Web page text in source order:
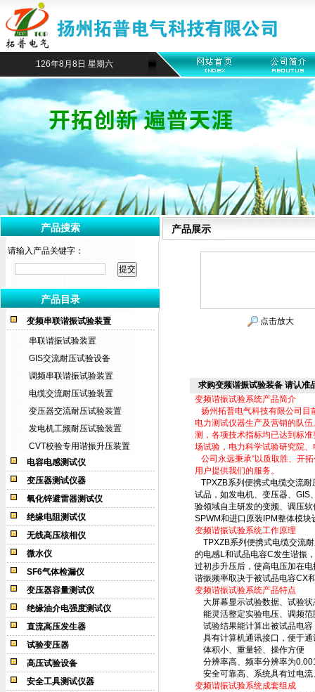
126年8月8日 星期六
产品搜索
请输入产品关键字：
产品目录
变频串联谐振试验装置
串联谐振试验装置
GIS交流耐压试验设备
调频串联谐振试验装置
电缆交流耐压试验装置
变压器交流耐压试验装置
发电机工频耐压试验装置
CVT校验专用谐振升压装置
电容电感测试仪
变压器测试仪器
氧化锌避雷器测试仪
绝缘电阻测试仪
无线高压核相仪
微水仪
SF6气体检漏仪
变压器容量测试仪
绝缘油介电强度测试仪
直流高压发生器
试验变压器
高压试验设备
安全工具测试仪器
产品展示
点击放大
求购变频谐振试验装备 请认准
变频谐振试验系统产品简介
扬州拓普电气科技有限公司目
电力测试仪器生产及营销的队
测，各项技术指标均已达到标
场试验，电力科学试验研究院
公司永远秉承“以质取胜、开
用户提供我们的服务。
TPXZB系列便携式电缆交流
试品，如发电机、变压器、GIS
验领域自主研发的变频、调压
SPWM和进口原装IPM整体模
变频谐振试验系统工作原理
TPXZB系列便携式电缆交流
的电感L和试品电容C发生谐振
过初步升压后，使高电压加在
谐振频率取决于被试品电容CX
变频谐振试验系统产品特点
大屏幕显示试验数据、试验状
能灵活整定实验电压、调频范
试验结果能计算出被试品电容
具有计算机通讯接口，便于通
体积小、重量轻、操作方便
分辨率高、频率分辨率为
安全可靠高、系统具有过电流
变频谐振试验系统成套组成